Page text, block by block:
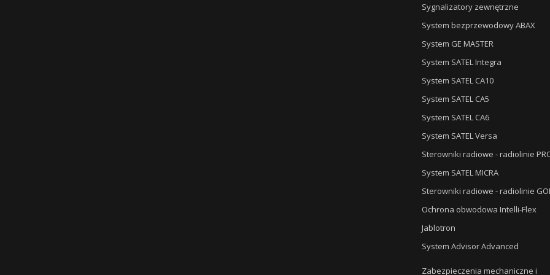
Sygnalizatory zewnętrzne
System bezprzewodowy ABAX
System GE MASTER
System SATEL Integra
System SATEL CA10
System SATEL CA5
System SATEL CA6
System SATEL Versa
Sterowniki radiowe - radiolinie
System SATEL MICRA
Sterowniki radiowe - radiolinie
Ochrona obwodowa Intelli-Flex
Jablotron
System Advisor Advanced
Zabezpieczenia mechaniczne i